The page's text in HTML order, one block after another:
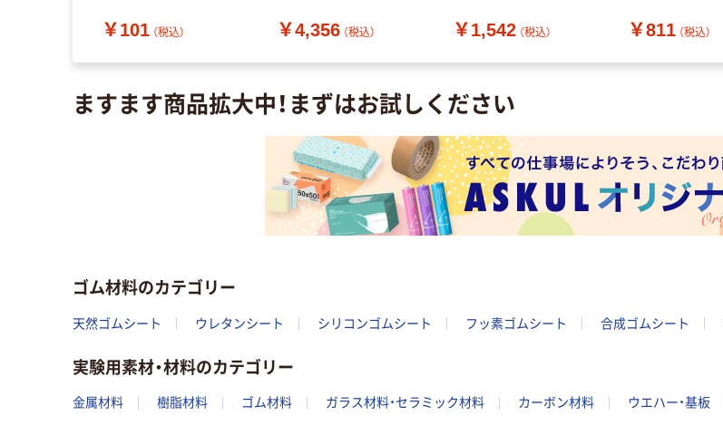
￥101 （税込） ￥4,356 （税込）
1034T 1袋(5枚)（直送
￥1,542 （税込） ￥811 （税込）
ますます商品拡大中！まずはお試しください
ゴム材料のカテゴリー
天然ゴムシート ウレタンシート シリコンゴムシート フッ素ゴムシート 合成ゴムシート
実験用素材・材料のカテゴリー
金属材料 樹脂材料 ゴム材料 ガラス材料・セラミック材料 カーボン材料 ウエハー・基板